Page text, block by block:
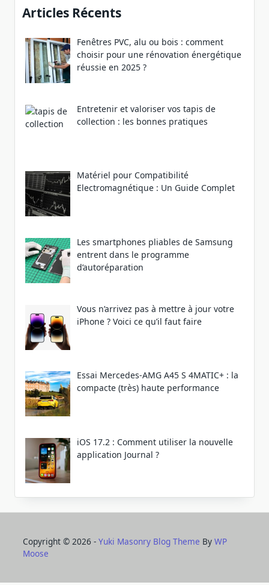
Articles Récents
Fenêtres PVC, alu ou bois : comment
choisir pour une rénovation énergétique
réussie en 2025 ?
Entretenir et valoriser vos tapis de
collection : les bonnes pratiques
Matériel pour Compatibilité
Electromagnétique : Un Guide Complet
Les smartphones pliables de Samsung
entrent dans le programme
d’autoréparation
Vous n’arrivez pas à mettre à jour votre
iPhone ? Voici ce qu’il faut faire
Essai Mercedes-AMG A45 S 4MATIC+ : la
compacte (très) haute performance
iOS 17.2 : Comment utiliser la nouvelle
application Journal ?
Copyright © 2026 - Yuki Masonry Blog Theme By WP
Moose